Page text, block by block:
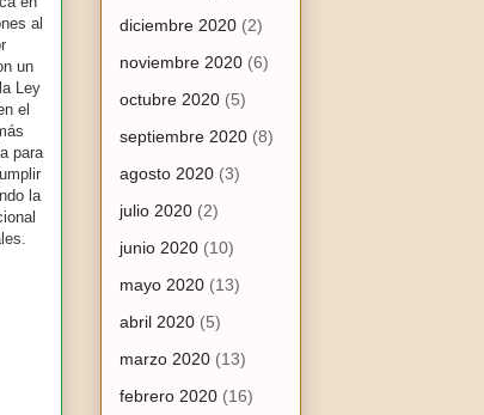
al
un
Ley
el
para
la
diciembre 2020 (2)
noviembre 2020 (6)
octubre 2020 (5)
septiembre 2020 (8)
agosto 2020 (3)
julio 2020 (2)
junio 2020 (10)
mayo 2020 (13)
abril 2020 (5)
marzo 2020 (13)
febrero 2020 (16)